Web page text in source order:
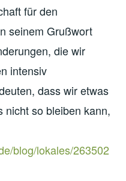
für den
seinem Grußwort
die wir
intensiv
dass wir etwas
nicht so bleiben kann,
blog/lokales/263502